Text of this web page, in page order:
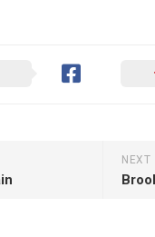
NEXT